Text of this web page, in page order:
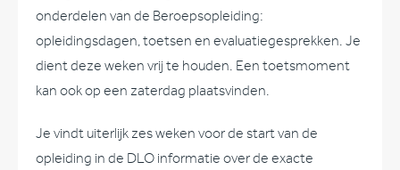
onderdelen van de Beroepsopleiding:
opleidingsdagen, toetsen en evaluatiegesprekken. Je
dient deze weken vrij te houden. Een toetsmoment
kan ook op een zaterdag plaatsvinden.
Je vindt uiterlijk zes weken voor de start van de
opleiding in de DLO informatie over de exacte